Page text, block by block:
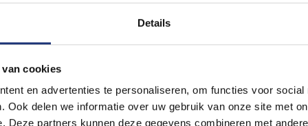
Details
cookies
en advertenties te personaliseren, om functies voor social
Ook delen we informatie over uw gebruik van onze site met
Deze partners kunnen deze gegevens combineren met
verlanglijst